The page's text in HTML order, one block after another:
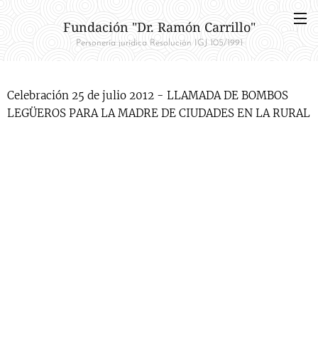
Fundación "Dr. Ramón Carrillo"
Personería jurídica Resolución IGJ 105/1991
Celebración 25 de julio 2012 - LLAMADA DE BOMBOS
LEGÜEROS PARA LA MADRE DE CIUDADES EN LA RURAL